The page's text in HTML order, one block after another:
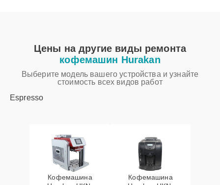
Цены на другие виды ремонта
кофемашин Hurakan
Выберите модель вашего устройства и узнайте
стоимость всех видов работ
Espresso
Кофемашина
Кофемашина